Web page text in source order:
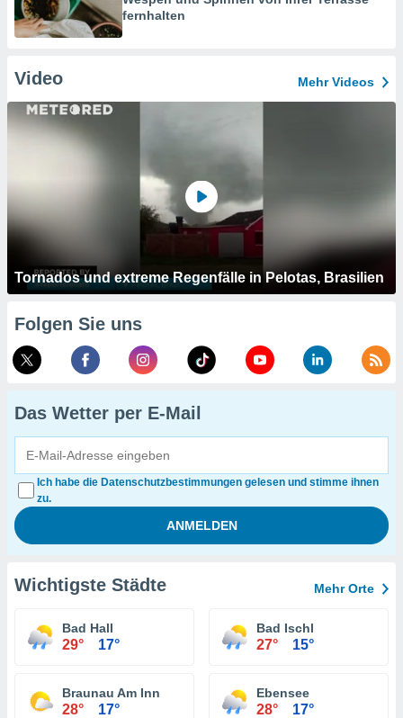
fernhalten
Video Mehr Videos
Tornados und extreme Regenfälle in Pelotas, Brasilien
Folgen Sie uns
Das Wetter per E-Mail
Ich habe die Datenschutzbestimmungen gelesen und stimme ihnen
zu.
Wichtigste Städte Mehr Orte
Bad Hall
29° 17°
Bad Ischl
27° 15°
Braunau Am Inn
28° 17°
Ebensee
28° 17°